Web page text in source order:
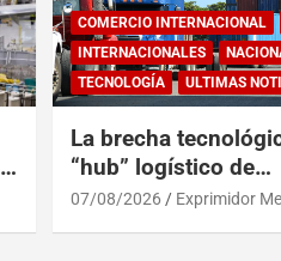
COMERCIO INTERNACIONAL
INTERNACIONALES
TECNOLOGÍA
ULTIMAS
La brecha
“hub” logístico de
Centroamérica y RD
07/08/2026 Exprimidor